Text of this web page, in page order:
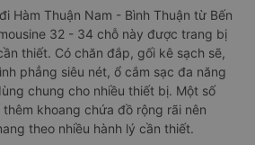
Hàm Thuận Nam - Bình Thuận từ Bến
32 - 34 chỗ này được trang bị
thiết. Có chăn đắp, gối kê sạch sẽ,
phẳng siêu nét, ổ cắm sạc đa năng
chung cho nhiều thiết bị. Một số
khoang chứa đồ rộng rãi nên
theo nhiều hành lý cần thiết.